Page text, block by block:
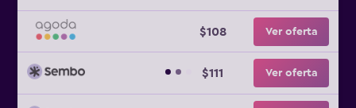
$108 Ver oferta
$111 Ver oferta